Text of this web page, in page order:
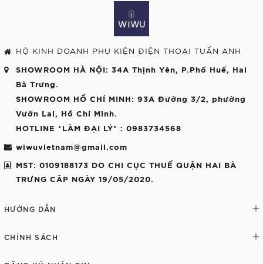
HỘ KINH DOANH PHỤ KIỆN ĐIỆN THOẠI TUẤN ANH
SHOWROOM HÀ NỘI: 34A Thịnh Yên, P.Phố Huế, Hai
Bà Trưng.
SHOWROOM HỒ CHÍ MINH: 93A Đường 3/2, phường
Vườn Lai, Hồ Chí Minh.
HOTLINE *LÀM ĐẠI LÝ* : 0983734568
wiwuvietnam@gmail.com
MST: 0109188173 DO CHI CỤC THUẾ QUẬN HAI BÀ
TRƯNG CÂP NGÀY 19/05/2020.
HƯỚNG DẪN
CHÍNH SÁCH